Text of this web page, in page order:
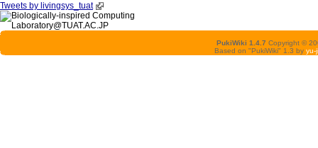
Tweets by livingsys_tuat
PukiWiki 1.4.7 Copyright ©
Based on "PukiWiki" 1.3 by yu-ji